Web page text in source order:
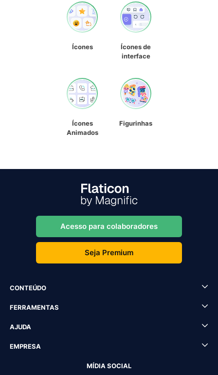
Ícones
Ícones de
interface
Ícones
Animados
Figurinhas
Acesso para colaboradores
Seja Premium
CONTEÚDO
FERRAMENTAS
AJUDA
EMPRESA
MÍDIA SOCIAL